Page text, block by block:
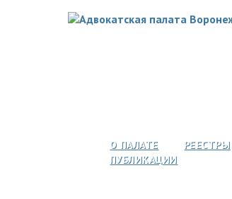
О ПАЛАТЕ РЕЕСТРЫ
ПУБЛИКАЦИИ